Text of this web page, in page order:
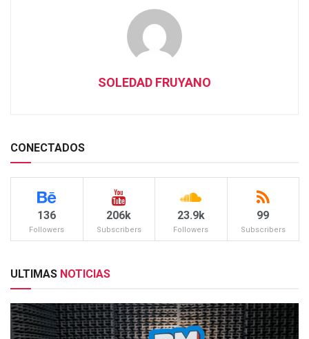
SOLEDAD FRUYANO
CONECTADOS
136
Followers
206k
Subscribers
23.9k
Followers
99
Subscribers
ULTIMAS NOTICIAS